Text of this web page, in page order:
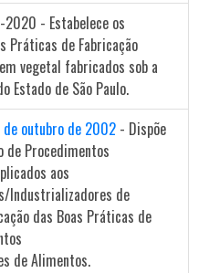
- Estabelece os
Práticas de Fabricação
vegetal fabricados sob a
Estado de São Paulo.
de outubro de 2002 - Dispõe
de Procedimentos
aos
Industrializadores de
das Boas Práticas de
de Alimentos.